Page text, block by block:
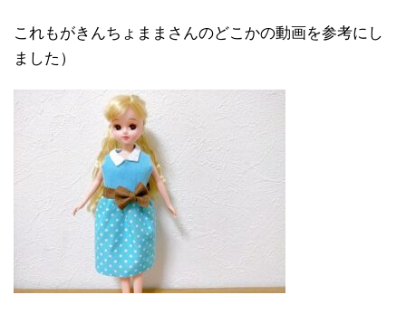
これもがきんちょままさんのどこかの動画を参考にし
ました）